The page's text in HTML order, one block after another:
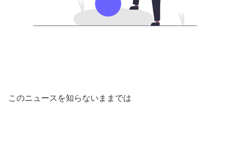
このニュースを知らないままでは